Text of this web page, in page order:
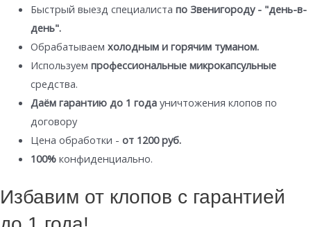
Быстрый выезд специалиста по Звенигороду - "день-в-
день".
Обрабатываем холодным и горячим туманом.
Используем профессиональные микрокапсульные
средства.
Даём гарантию до 1 годауничтожения клопов по
договору
Цена обработки - от 1200 руб.
100%конфиденциально.
Избавим от клопов с гарантией